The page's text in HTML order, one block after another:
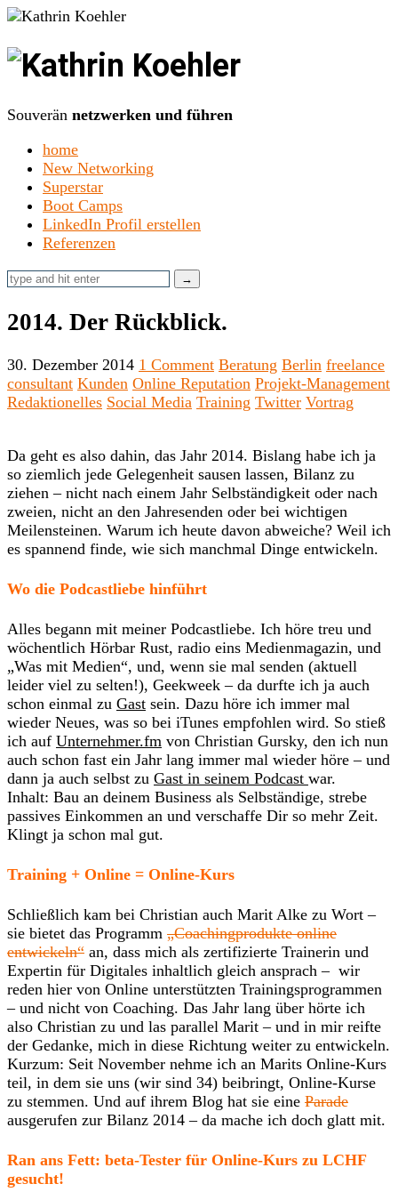
Kathrin
Koehler
Souverän netzwerken und führen
home
New Networking
Superstar
Boot Camps
LinkedIn Profil erstellen
Referenzen
2014. Der Rückblick.
30. Dezember 2014 1 Comment Beratung Berlin freelance
consultant Kunden Online Reputation Projekt-Management
Redaktionelles Social Media Training Twitter Vortrag
Da geht es also dahin, das Jahr 2014. Bislang habe ich ja
so ziemlich jede Gelegenheit sausen lassen, Bilanz zu
ziehen – nicht nach einem Jahr Selbständigkeit oder nach
zweien, nicht an den Jahresenden oder bei wichtigen
Meilensteinen. Warum ich heute davon abweiche? Weil ich
es spannend finde, wie sich manchmal Dinge entwickeln.
Wo die Podcastliebe hinführt
Alles begann mit meiner Podcastliebe. Ich höre treu und
wöchentlich Hörbar Rust, radio eins Medienmagazin, und
„Was mit Medien“, und, wenn sie mal senden (aktuell
leider viel zu selten!), Geekweek – da durfte ich ja auch
schon einmal zu Gast sein. Dazu höre ich immer mal
wieder Neues, was so bei iTunes empfohlen wird. So stieß
ich auf Unternehmer.fm von Christian Gursky, den ich nun
auch schon fast ein Jahr lang immer mal wieder höre – und
dann ja auch selbst zu Gast in seinem Podcast war.
Inhalt: Bau an deinem Business als Selbständige, strebe
passives Einkommen an und verschaffe Dir so mehr Zeit.
Klingt ja schon mal gut.
Training + Online = Online-Kurs
Schließlich kam bei Christian auch Marit Alke zu Wort –
sie bietet das Programm „Coachingprodukte online
entwickeln“ an, dass mich als zertifizierte Trainerin und
Expertin für Digitales inhaltlich gleich ansprach – wir
reden hier von Online unterstützten Trainingsprogrammen
– und nicht von Coaching. Das Jahr lang über hörte ich
also Christian zu und las parallel Marit – und in mir reifte
der Gedanke, mich in diese Richtung weiter zu entwickeln.
Kurzum: Seit November nehme ich an Marits Online-Kurs
teil, in dem sie uns (wir sind 34) beibringt, Online-Kurse
zu stemmen. Und auf ihrem Blog hat sie eine Parade
ausgerufen zur Bilanz 2014 – da mache ich doch glatt mit.
Ran ans Fett: beta-Tester für Online-Kurs zu LCHF
gesucht!